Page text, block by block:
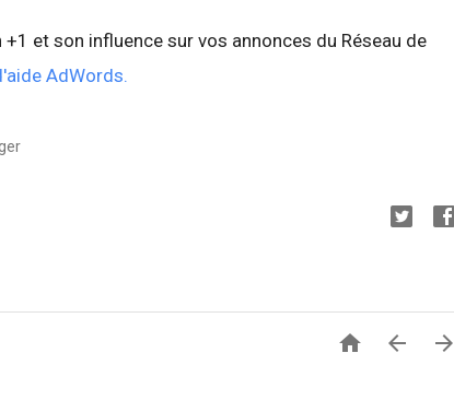
et son influence sur vos annonces du Réseau de
AdWords.
  